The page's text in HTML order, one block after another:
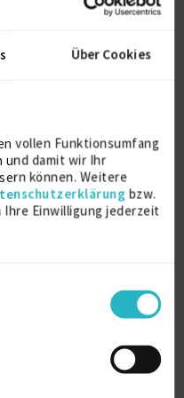
Über Cookies
vollen Funktionsumfang
und damit wir Ihr
können. Weitere
bzw.
Ihre Einwilligung jederzeit